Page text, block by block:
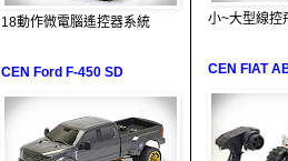
18動作微電腦遙控器系統
CEN Ford F-450 SD
小~大型線控
CEN FIAT